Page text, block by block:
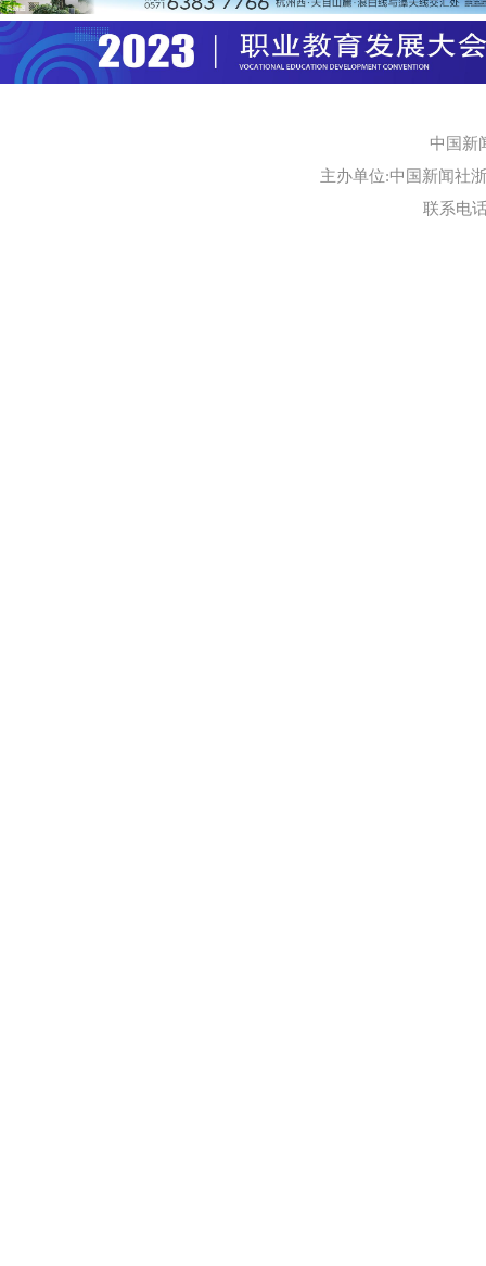
中国新
主办单位:中国新闻社
联系电